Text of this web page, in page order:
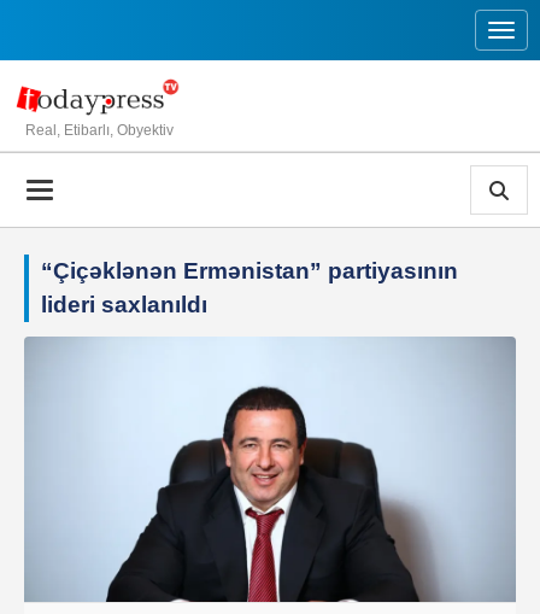
Real, Etibarlı, Obyektiv
“Çiçəklənən Ermənistan” partiyasının
lideri saxlanıldı